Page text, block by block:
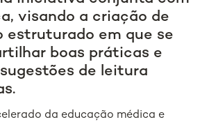
visando a criação de
estruturado em que se
boas práticas e
de leitura
da educação médica e